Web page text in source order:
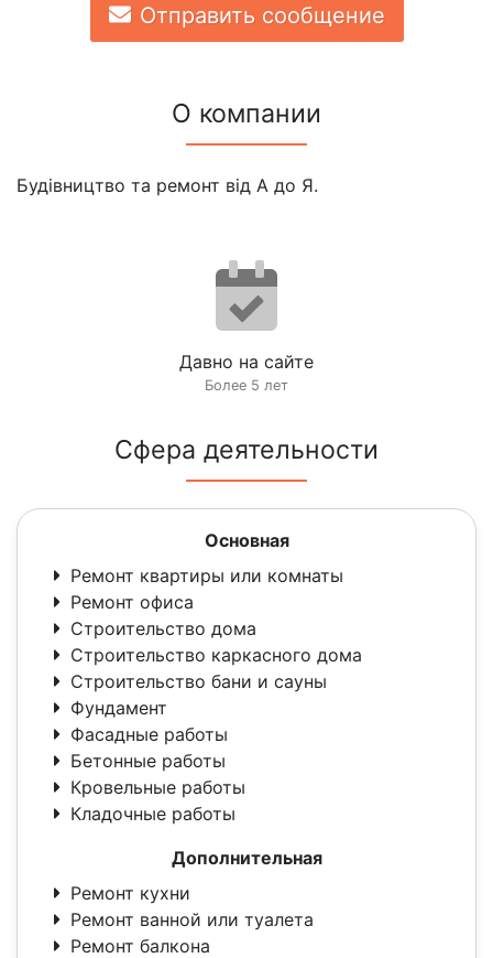
Отправить сообщение
О компании
Будівництво та ремонт від А до Я.
Давно на сайте
Более 5 лет
Сфера деятельности
Основная
Ремонт квартиры или комнаты
Ремонт офиса
Строительство дома
Строительство каркасного дома
Строительство бани и сауны
Фундамент
Фасадные работы
Бетонные работы
Кровельные работы
Кладочные работы
Дополнительная
Ремонт кухни
Ремонт ванной или туалета
Ремонт балкона